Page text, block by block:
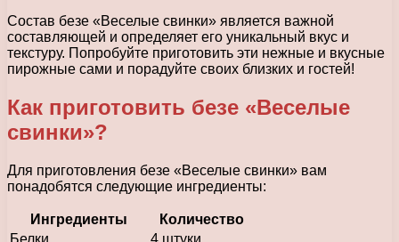
Состав безе «Веселые свинки» является важной
составляющей и определяет его уникальный вкус и
текстуру. Попробуйте приготовить эти нежные и вкусные
пирожные сами и порадуйте своих близких и гостей!
Как приготовить безе «Веселые
свинки»?
Для приготовления безе «Веселые свинки» вам
понадобятся следующие ингредиенты:
Ингредиенты
Количество